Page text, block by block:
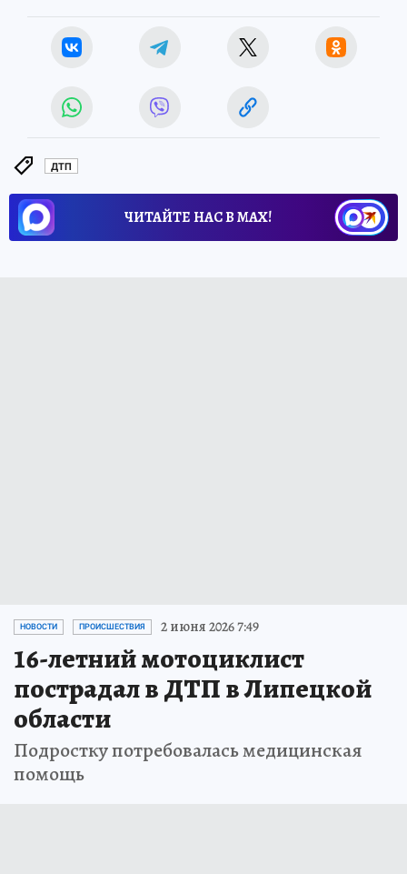
ДТП
ЧИТАЙТЕ НАС В МАХ!
НОВОСТИ ПРОИСШЕСТВИЯ 2 июня 2026 7:49
16-летний мотоциклист
пострадал в ДТП в Липецкой
области
Подростку потребовалась медицинская
помощь